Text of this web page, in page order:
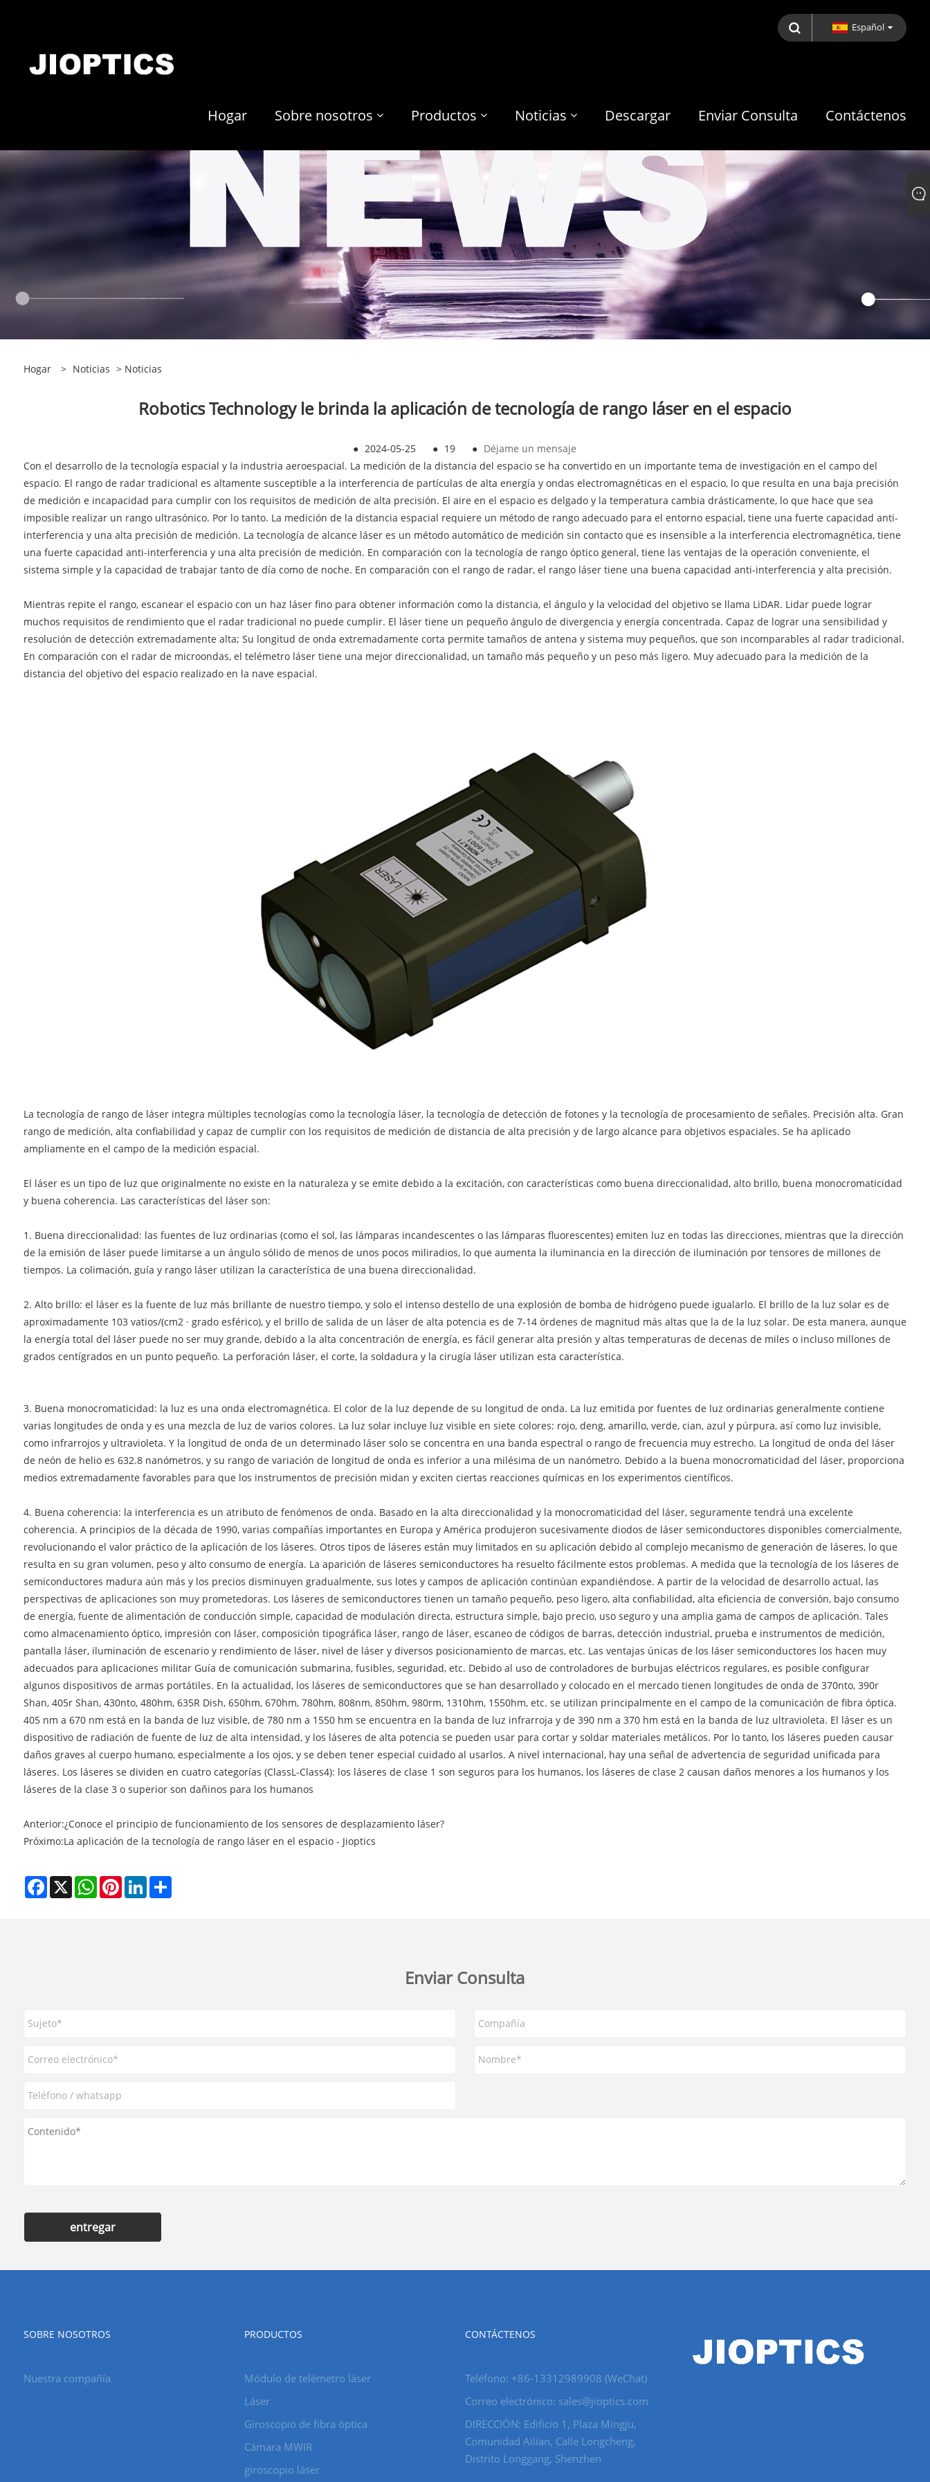
Español
Hogar Sobre nosotros Productos Noticias Descargar Enviar Consulta Contáctenos
Hogar > Noticias > Noticias
Robotics Technology le brinda la aplicación de tecnología de rango láser en el espacio
● 2024-05-25 ● 19 ● Déjame un mensaje
Con el desarrollo de la tecnología espacial y la industria aeroespacial. La medición de la distancia del espacio se ha convertido en un importante tema de investigación en el campo del
espacio. El rango de radar tradicional es altamente susceptible a la interferencia de partículas de alta energía y ondas electromagnéticas en el espacio, lo que resulta en una baja precisión
de medición e incapacidad para cumplir con los requisitos de medición de alta precisión. El aire en el espacio es delgado y la temperatura cambia drásticamente, lo que hace que sea
imposible realizar un rango ultrasónico. Por lo tanto. La medición de la distancia espacial requiere un método de rango adecuado para el entorno espacial, tiene una fuerte capacidad anti-
interferencia y una alta precisión de medición. La tecnología de alcance láser es un método automático de medición sin contacto que es insensible a la interferencia electromagnética, tiene
una fuerte capacidad anti-interferencia y una alta precisión de medición. En comparación con la tecnología de rango óptico general, tiene las ventajas de la operación conveniente, el
sistema simple y la capacidad de trabajar tanto de día como de noche. En comparación con el rango de radar, el rango láser tiene una buena capacidad anti-interferencia y alta precisión.
Mientras repite el rango, escanear el espacio con un haz láser fino para obtener información como la distancia, el ángulo y la velocidad del objetivo se llama LiDAR. Lidar puede lograr
muchos requisitos de rendimiento que el radar tradicional no puede cumplir. El láser tiene un pequeño ángulo de divergencia y energía concentrada. Capaz de lograr una sensibilidad y
resolución de detección extremadamente alta; Su longitud de onda extremadamente corta permite tamaños de antena y sistema muy pequeños, que son incomparables al radar tradicional.
En comparación con el radar de microondas, el telémetro láser tiene una mejor direccionalidad, un tamaño más pequeño y un peso más ligero. Muy adecuado para la medición de la
distancia del objetivo del espacio realizado en la nave espacial.
La tecnología de rango de láser integra múltiples tecnologías como la tecnología láser, la tecnología de detección de fotones y la tecnología de procesamiento de señales. Precisión alta. Gran
rango de medición, alta confiabilidad y capaz de cumplir con los requisitos de medición de distancia de alta precisión y de largo alcance para objetivos espaciales. Se ha aplicado
ampliamente en el campo de la medición espacial.
El láser es un tipo de luz que originalmente no existe en la naturaleza y se emite debido a la excitación, con características como buena direccionalidad, alto brillo, buena monocromaticidad
y buena coherencia. Las características del láser son:
1. Buena direccionalidad: las fuentes de luz ordinarias (como el sol, las lámparas incandescentes o las lámparas fluorescentes) emiten luz en todas las direcciones, mientras que la dirección
de la emisión de láser puede limitarse a un ángulo sólido de menos de unos pocos miliradios, lo que aumenta la iluminancia en la dirección de iluminación por tensores de millones de
tiempos. La colimación, guía y rango láser utilizan la característica de una buena direccionalidad.
2. Alto brillo: el láser es la fuente de luz más brillante de nuestro tiempo, y solo el intenso destello de una explosión de bomba de hidrógeno puede igualarlo. El brillo de la luz solar es de
aproximadamente 103 vatios/(cm2 · grado esférico), y el brillo de salida de un láser de alta potencia es de 7-14 órdenes de magnitud más altas que la de la luz solar. De esta manera, aunque
la energía total del láser puede no ser muy grande, debido a la alta concentración de energía, es fácil generar alta presión y altas temperaturas de decenas de miles o incluso millones de
grados centígrados en un punto pequeño. La perforación láser, el corte, la soldadura y la cirugía láser utilizan esta característica.
3. Buena monocromaticidad: la luz es una onda electromagnética. El color de la luz depende de su longitud de onda. La luz emitida por fuentes de luz ordinarias generalmente contiene
varias longitudes de onda y es una mezcla de luz de varios colores. La luz solar incluye luz visible en siete colores: rojo, deng, amarillo, verde, cian, azul y púrpura, así como luz invisible,
como infrarrojos y ultravioleta. Y la longitud de onda de un determinado láser solo se concentra en una banda espectral o rango de frecuencia muy estrecho. La longitud de onda del láser
de neón de helio es 632.8 nanómetros, y su rango de variación de longitud de onda es inferior a una milésima de un nanómetro. Debido a la buena monocromaticidad del láser, proporciona
medios extremadamente favorables para que los instrumentos de precisión midan y exciten ciertas reacciones químicas en los experimentos científicos.
4. Buena coherencia: la interferencia es un atributo de fenómenos de onda. Basado en la alta direccionalidad y la monocromaticidad del láser, seguramente tendrá una excelente
coherencia. A principios de la década de 1990, varias compañías importantes en Europa y América produjeron sucesivamente diodos de láser semiconductores disponibles comercialmente,
revolucionando el valor práctico de la aplicación de los láseres. Otros tipos de láseres están muy limitados en su aplicación debido al complejo mecanismo de generación de láseres, lo que
resulta en su gran volumen, peso y alto consumo de energía. La aparición de láseres semiconductores ha resuelto fácilmente estos problemas. A medida que la tecnología de los láseres de
semiconductores madura aún más y los precios disminuyen gradualmente, sus lotes y campos de aplicación continúan expandiéndose. A partir de la velocidad de desarrollo actual, las
perspectivas de aplicaciones son muy prometedoras. Los láseres de semiconductores tienen un tamaño pequeño, peso ligero, alta confiabilidad, alta eficiencia de conversión, bajo consumo
de energía, fuente de alimentación de conducción simple, capacidad de modulación directa, estructura simple, bajo precio, uso seguro y una amplia gama de campos de aplicación. Tales
como almacenamiento óptico, impresión con láser, composición tipográfica láser, rango de láser, escaneo de códigos de barras, detección industrial, prueba e instrumentos de medición,
pantalla láser, iluminación de escenario y rendimiento de láser, nivel de láser y diversos posicionamiento de marcas, etc. Las ventajas únicas de los láser semiconductores los hacen muy
adecuados para aplicaciones militar Guía de comunicación submarina, fusibles, seguridad, etc. Debido al uso de controladores de burbujas eléctricos regulares, es posible configurar
algunos dispositivos de armas portátiles. En la actualidad, los láseres de semiconductores que se han desarrollado y colocado en el mercado tienen longitudes de onda de 370nto, 390r
Shan, 405r Shan, 430nto, 480hm, 635R Dish, 650hm, 670hm, 780hm, 808nm, 850hm, 980rm, 1310hm, 1550hm, etc. se utilizan principalmente en el campo de la comunicación de fibra óptica.
405 nm a 670 nm está en la banda de luz visible, de 780 nm a 1550 hm se encuentra en la banda de luz infrarroja y de 390 nm a 370 hm está en la banda de luz ultravioleta. El láser es un
dispositivo de radiación de fuente de luz de alta intensidad, y los láseres de alta potencia se pueden usar para cortar y soldar materiales metálicos. Por lo tanto, los láseres pueden causar
daños graves al cuerpo humano, especialmente a los ojos, y se deben tener especial cuidado al usarlos. A nivel internacional, hay una señal de advertencia de seguridad unificada para
láseres. Los láseres se dividen en cuatro categorías (ClassL-Class4): los láseres de clase 1 son seguros para los humanos, los láseres de clase 2 causan daños menores a los humanos y los
láseres de la clase 3 o superior son dañinos para los humanos
Anterior:¿Conoce el principio de funcionamiento de los sensores de desplazamiento láser?
Próximo:La aplicación de la tecnología de rango láser en el espacio - Jioptics
Facebook
X WhatsAppPinterestLinkedInShare
Enviar Consulta
entregar
SOBRE NOSOTROS
Nuestra compañía
PRODUCTOS
Módulo de telémetro láser
Láser
Giroscopio de fibra óptica
Cámara MWIR
giroscopio láser
CONTÁCTENOS
Teléfono: +86-13312989908 (WeChat)
Correo electrónico: sales@jioptics.com
DIRECCIÓN: Edificio 1, Plaza Mingju,
Comunidad Ailian, Calle Longcheng,
Distrito Longgang, Shenzhen